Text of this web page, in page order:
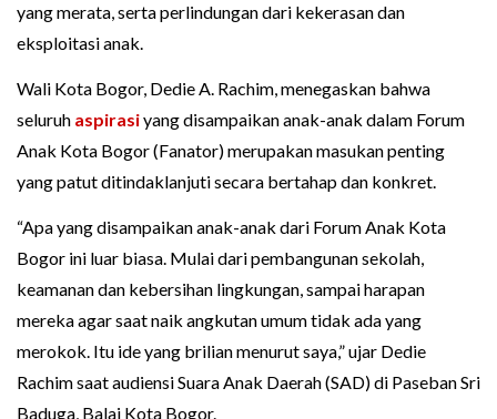
yang merata, serta perlindungan dari kekerasan dan
eksploitasi anak.
Wali Kota Bogor, Dedie A. Rachim, menegaskan bahwa
seluruh aspirasiyang disampaikan anak-anak dalam Forum
Anak Kota Bogor (Fanator) merupakan masukan penting
yang patut ditindaklanjuti secara bertahap dan konkret.
“Apa yang disampaikan anak-anak dari Forum Anak Kota
Bogor ini luar biasa. Mulai dari pembangunan sekolah,
keamanan dan kebersihan lingkungan, sampai harapan
mereka agar saat naik angkutan umum tidak ada yang
merokok. Itu ide yang brilian menurut saya,” ujar Dedie
Rachim saat audiensi Suara Anak Daerah (SAD) di Paseban Sri
Baduga, Balai Kota Bogor.